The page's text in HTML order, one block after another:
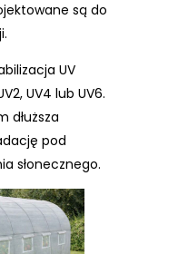
są do
UV
UV4 lub UV6.
dłuższa
pod
słonecznego.